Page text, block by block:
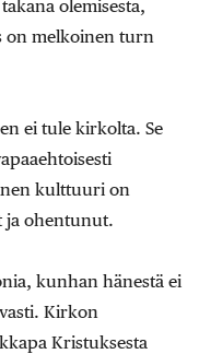
olemisesta,
on melkoinen turn
ei tule kirkolta. Se
kulttuuri on
ja ohentunut.
kunhan hänestä ei
Kirkon
Kristuksesta